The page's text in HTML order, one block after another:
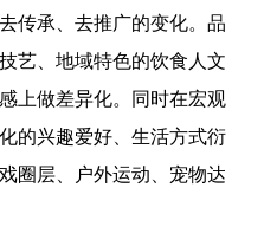
传承、去推广的变化。品
艺、地域特色的饮食人文
上做差异化。同时在宏观
的兴趣爱好、生活方式衍
圈层、户外运动、宠物达